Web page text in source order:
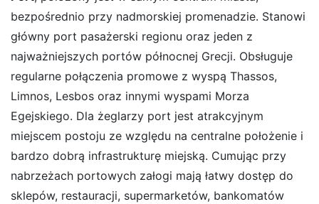
bezpośrednio przy nadmorskiej promenadzie. Stanowi
główny port pasażerski regionu oraz jeden z
najważniejszych portów północnej Grecji. Obsługuje
regularne połączenia promowe z wyspą Thassos,
Limnos, Lesbos oraz innymi wyspami Morza
Egejskiego. Dla żeglarzy port jest atrakcyjnym
miejscem postoju ze względu na centralne położenie i
bardzo dobrą infrastrukturę miejską. Cumując przy
nabrzeżach portowych załogi mają łatwy dostęp do
sklepów, restauracji, supermarketów, bankomatów